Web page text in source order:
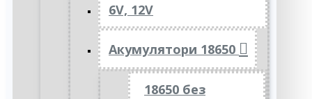
6V, 12V
Акумулятори 18650
18650 без